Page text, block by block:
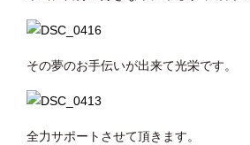
その夢のお手伝いが出来て光栄です。
全力サポートさせて頂きます。